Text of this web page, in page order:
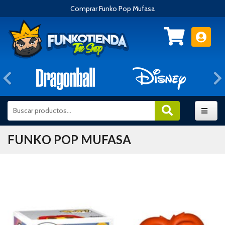
Comprar Funko Pop Mufasa
Anterior
FUNKO POP MUFASA